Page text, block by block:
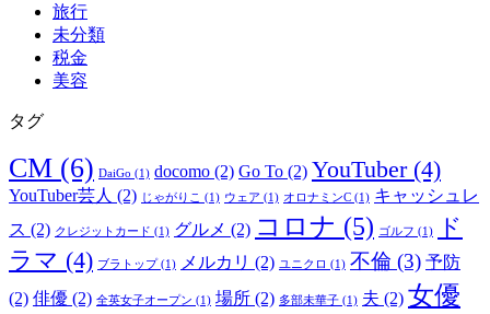
旅行
未分類
税金
美容
タグ
CM (6) DaiGo (1) docomo (2) Go To (2) YouTuber(4)
YouTuber芸人 (2) じゃがりこ (1) ウェア (1) オロナミンC (1) キャッシュレ
ス (2) クレジットカード (1) グルメ (2) コロナ (5) ゴルフ (1)
ド
ラマ (4) ブラトップ(1) メルカリ (2) ユニクロ (1) 不倫 (3) 予防
(2) 俳優 (2) 全英女子オープン (1) 場所 (2) 多部未華子 (1) 夫 (2) 女優